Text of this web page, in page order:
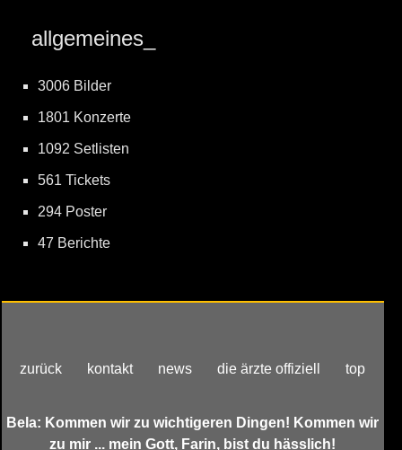
allgemeines_
3006 Bilder
1801 Konzerte
1092 Setlisten
561 Tickets
294 Poster
47 Berichte
zurück kontakt news die ärzte offiziell top
Bela: Kommen wir zu wichtigeren Dingen! Kommen wir
zu mir ... mein Gott, Farin, bist du hässlich!